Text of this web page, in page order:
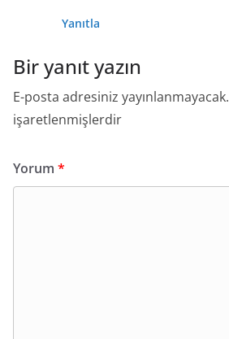
Yanıtla
Bir yanıt yazın
E-posta adresiniz yayınlanmayacak.
işaretlenmişlerdir
Yorum *